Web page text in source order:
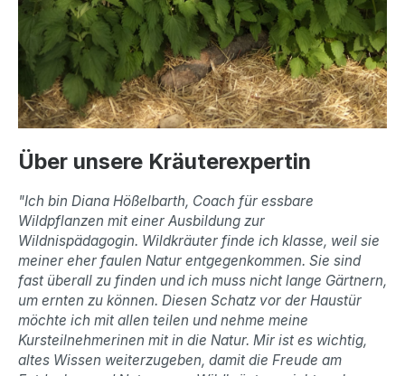
Über unsere Kräuterexpertin
"Ich bin Diana Hößelbarth, Coach für essbare
Wildpflanzen mit einer Ausbildung zur
Wildnispädagogin. Wildkräuter finde ich klasse, weil sie
meiner eher faulen Natur entgegenkommen. Sie sind
fast überall zu finden und ich muss nicht lange Gärtnern,
um ernten zu können. Diesen Schatz vor der Haustür
möchte ich mit allen teilen und nehme meine
Kursteilnehmerinen mit in die Natur. Mir ist es wichtig,
altes Wissen weiterzugeben, damit die Freude am